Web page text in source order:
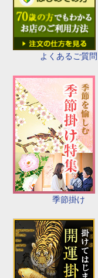
よくあるご質問
季節掛け